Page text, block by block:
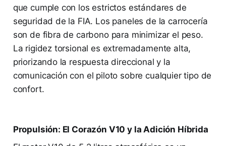
que cumple con los estrictos estándares de
seguridad de la FIA. Los paneles de la carrocería
son de fibra de carbono para minimizar el peso.
La rigidez torsional es extremadamente alta,
priorizando la respuesta direccional y la
comunicación con el piloto sobre cualquier tipo de
confort.
Propulsión: El Corazón V10 y la Adición Híbrida